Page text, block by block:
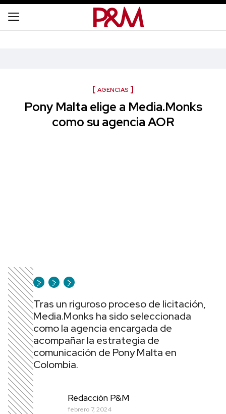
AGENCIAS
Pony Malta elige a Media.Monks
como su agencia AOR
Tras un riguroso proceso de licitación,
Media.Monks ha sido seleccionada
como la agencia encargada de
acompañar la estrategia de
comunicación de Pony Malta en
Colombia.
Redacción P&M
febrero 7, 2024